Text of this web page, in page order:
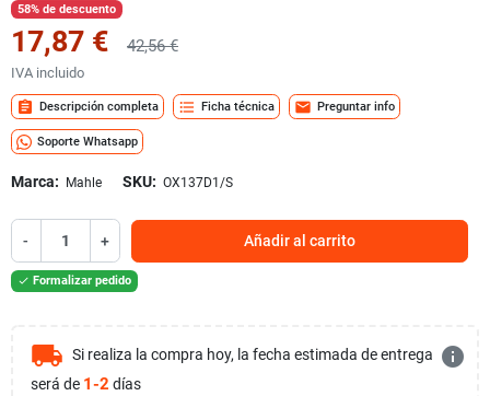
58% de descuento
17,87 € 42,56 €
IVA incluido
assignment Descripción completa format_list_bulleted Ficha técnica mail Preguntar info
Soporte Whatsapp
Marca: Mahle SKU: OX137D1/S
- + Añadir al carrito
 Formalizar pedido
local_shipping Si realiza la compra hoy, la fecha estimada de entrega
será de 1-2 días
info